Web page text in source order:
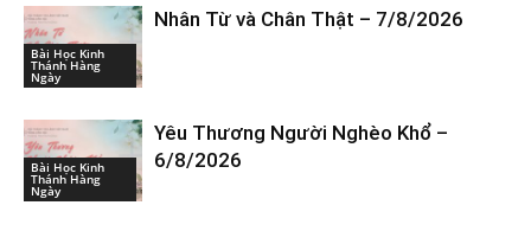
Bài Học Kinh
Thánh Hàng
Ngày
Nhân Từ và Chân Thật – 7/8/2026
Bài Học Kinh
Thánh Hàng
Ngày
Yêu Thương Người Nghèo Khổ –
6/8/2026